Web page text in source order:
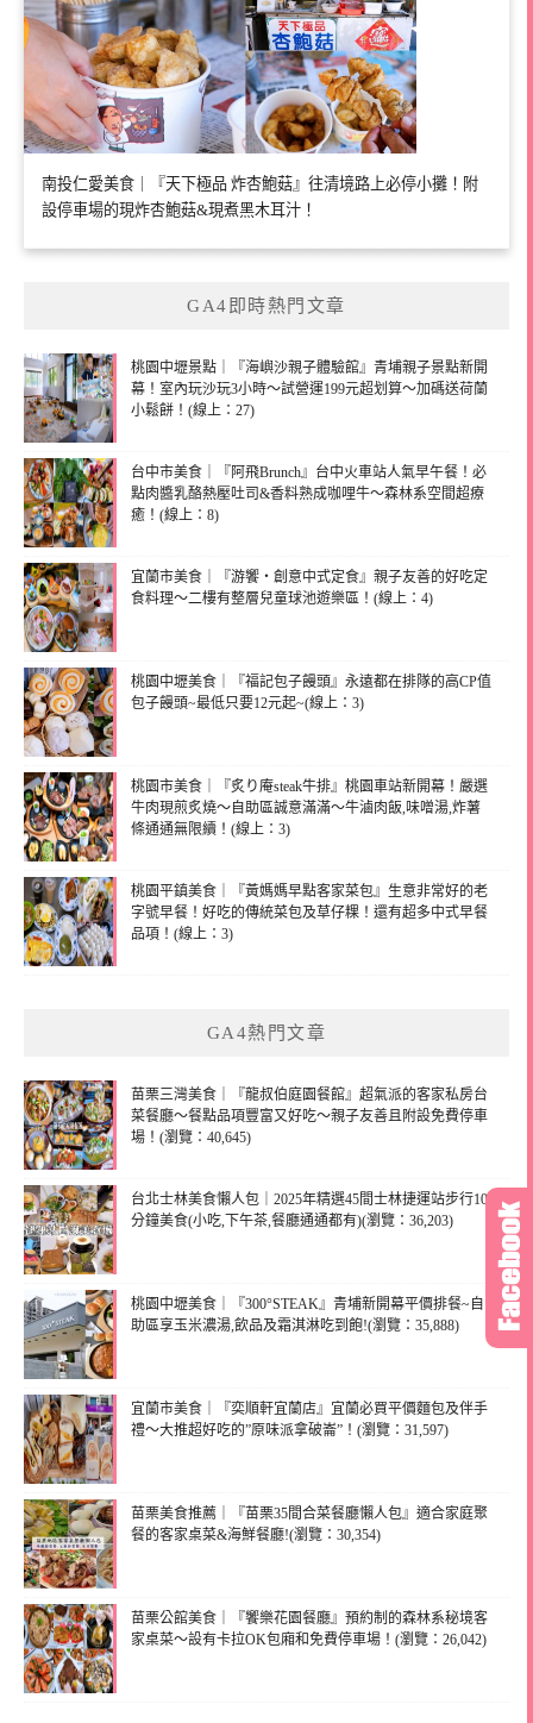
南投仁愛美食｜『天下極品 炸杏鮑菇』往清境路上必停小攤！附
設停車場的現炸杏鮑菇&現煮黑木耳汁！
GA4即時熱門文章
桃園中壢景點｜『海嶼沙親子體驗館』青埔親子景點新開
幕！室內玩沙玩3小時～試營運199元超划算～加碼送荷蘭
小鬆餅！(線上：27)
台中市美食｜『阿飛Brunch』台中火車站人氣早午餐！必
點肉醬乳酪熱壓吐司&香料熟成咖哩牛～森林系空間超療
癒！(線上：8)
宜蘭市美食｜『游饗・創意中式定食』親子友善的好吃定
食料理～二樓有整層兒童球池遊樂區！(線上：4)
桃園中壢美食｜『福記包子饅頭』永遠都在排隊的高CP值
包子饅頭~最低只要12元起~(線上：3)
桃園市美食｜『炙り庵steak牛排』桃園車站新開幕！嚴選
牛肉現煎炙燒～自助區誠意滿滿～牛滷肉飯,味噌湯,炸薯
條通通無限續！(線上：3)
桃園平鎮美食｜『黃媽媽早點客家菜包』生意非常好的老
字號早餐！好吃的傳統菜包及草仔粿！還有超多中式早餐
品項！(線上：3)
GA4熱門文章
苗栗三灣美食｜『龍叔伯庭園餐館』超氣派的客家私房台
菜餐廳～餐點品項豐富又好吃～親子友善且附設免費停車
場！(瀏覽：40,645)
台北士林美食懶人包｜2025年精選45間士林捷運站步行10
分鐘美食(小吃,下午茶,餐廳通通都有)(瀏覽：36,203)
桃園中壢美食｜『300°STEAK』青埔新開幕平價排餐~自
助區享玉米濃湯,飲品及霜淇淋吃到飽!(瀏覽：35,888)
宜蘭市美食｜『奕順軒宜蘭店』宜蘭必買平價麵包及伴手
禮～大推超好吃的”原味派拿破崙”！(瀏覽：31,597)
苗栗美食推薦｜『苗栗35間合菜餐廳懶人包』適合家庭聚
餐的客家桌菜&海鮮餐廳!(瀏覽：30,354)
苗栗公館美食｜『饗樂花園餐廳』預約制的森林系秘境客
家桌菜～設有卡拉OK包廂和免費停車場！(瀏覽：26,042)